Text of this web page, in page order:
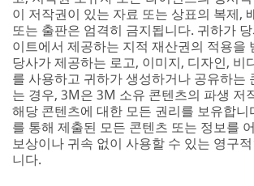
이 저작권이 있는 자료 또는 상표의 복제,
또는 출판은 엄격히 금지됩니다. 귀하가
이트에서 제공하는 지적 재산권의 적용을
당사가 제공하는 로고, 이미지, 디자인, 비
를 사용하고 귀하가 생성하거나 공유하는
는 경우, 3M은 3M 소유 콘텐츠의 파생 저
해당 콘텐츠에 대한 모든 권리를 보유합
를 통해 제출된 모든 콘텐츠 또는 정보를
보상이나 귀속 없이 사용할 수 있는 영구
니다.